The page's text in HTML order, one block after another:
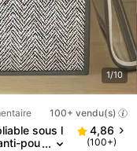
1/10
100+ vendu(s)
sous l
pou
4,86
(100+)